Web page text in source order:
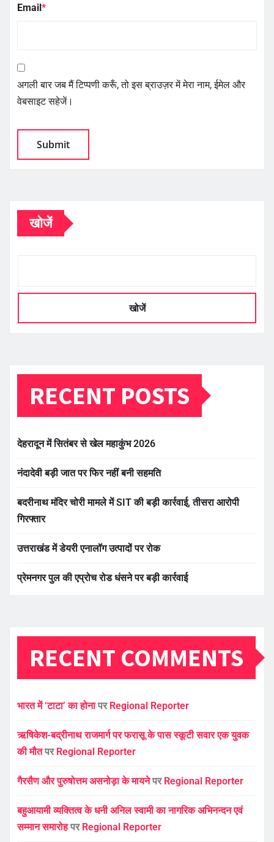
Email*
अगली बार जब मैं टिप्पणी करूँ, तो इस ब्राउज़र में मेरा नाम, ईमेल और
वेबसाइट सहेजें।
खोजें
खोजें
RECENT POSTS
देहरादून में सितंबर से खेल महाकुंभ 2026
नंदादेवी बड़ी जात पर फिर नहीं बनी सहमति
बदरीनाथ मंदिर चोरी मामले में SIT की बड़ी कार्रवाई, तीसरा आरोपी
गिरफ्तार
उत्तराखंड में डेयरी एनालॉग उत्पादों पर रोक
प्रेमनगर पुल की एप्रोच रोड धंसने पर बड़ी कार्रवाई
RECENT COMMENTS
भारत में ‘टाटा’ का होनापर Regional Reporter
ऋषिकेश-बद्रीनाथ राजमार्ग पर फरासू के पास स्कूटी सवार एक युवक
की मौतपर Regional Reporter
गैरसैण और पुरुषोत्तम असनोड़ा के मायनेपर Regional Reporter
बहुआयामी व्यक्तित्व के धनी अनिल स्वामी का नागरिक अभिनन्दन एवं
सम्मान समारोहपर Regional Reporter